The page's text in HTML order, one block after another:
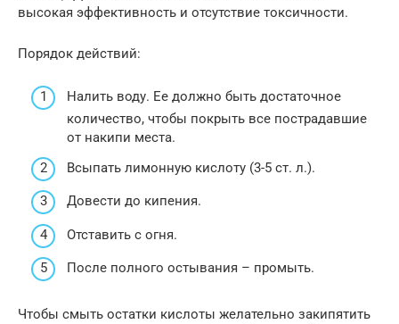
высокая эффективность и отсутствие токсичности.
Порядок действий:
Налить воду. Ее должно быть достаточное
количество, чтобы покрыть все пострадавшие
от накипи места.
Всыпать лимонную кислоту (3-5 ст. л.).
Довести до кипения.
Отставить с огня.
После полного остывания – промыть.
Чтобы смыть остатки кислоты желательно закипятить